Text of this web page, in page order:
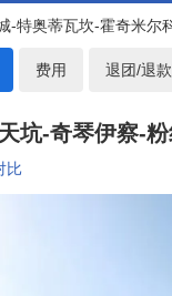
-特奥蒂瓦坎-霍奇米尔
费用 退团/退
坑-奇琴伊察-
比